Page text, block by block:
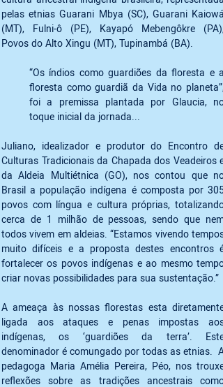
pelas etnias Guarani Mbya (SC), Guarani Kaiowá
(MT), Fulni-ô (PE), Kayapó Mebengôkre (PA),
Povos do Alto Xingu (MT), Tupinambá (BA).
“Os índios como guardiões da floresta e a
floresta como guardiã da Vida no planeta”,
foi a premissa plantada por Glaucia, no
toque inicial da jornada...
Juliano, idealizador e produtor do Encontro de
Culturas Tradicionais da Chapada dos Veadeiros e
da Aldeia Multiétnica (GO), nos contou que no
Brasil a população indígena é composta por 305
povos com língua e cultura próprias, totalizando
cerca de 1 milhão de pessoas, sendo que nem
todos vivem em aldeias. “Estamos vivendo tempos
muito difíceis e a proposta destes encontros é
fortalecer os povos indígenas e ao mesmo tempo
criar novas possibilidades para sua sustentação.”
A ameaça às nossas florestas esta diretamente
ligada aos ataques e penas impostas aos
indígenas, os ‘guardiões da terra’. Este
denominador é comungado por todas as etnias.  A
pedagoga Maria Amélia Pereira, Péo, nos trouxe
reflexões sobre as tradições ancestrais como